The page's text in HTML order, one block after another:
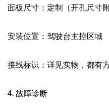
面板尺寸：定制（开孔尺寸附
安装位置：驾驶台主控区域
接线标识：详见实物，都有
4. 故障诊断